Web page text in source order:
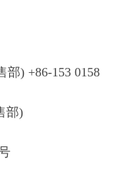
部) +86-153 0158
部)